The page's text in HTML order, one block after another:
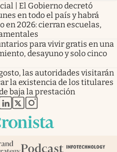
| El Gobierno decretó
en todo el país y habrá
en 2026: cierran escuelas,
para vivir gratis en una
desayuno y solo cinco
las autoridades visitarán
la existencia de los titulares
baja la prestación
nueva pestaña
en nueva pestaña
abre en nueva pestaña
abre en nueva pestaña
abre en nueva pestaña